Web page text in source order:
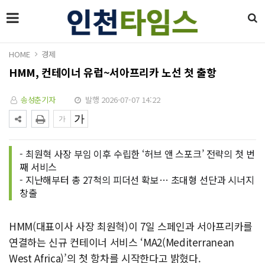
HOME 경제
HMM, 컨테이너 유럽~서아프리카 노선 첫 출항
송성춘기자 발행 2026-07-07 14:22
- 최원혁 사장 부임 이후 수립한 ‘허브 앤 스포크’ 전략의 첫 번
째 서비스
- 지난해부터 총 27척의 피더선 확보… 초대형 선단과 시너지
창출
HMM(대표이사 사장 최원혁)이 7일 스페인과 서아프리카를
연결하는 신규 컨테이너 서비스 ‘MA2(Mediterranean
West Africa)’의 첫 항차를 시작한다고 밝혔다.